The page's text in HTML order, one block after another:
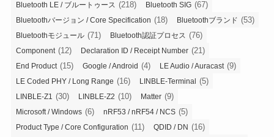
Bluetooth LE / ブルートゥース (218) Bluetooth SIG (67)
Bluetoothバージョン / Core Specification (18) Bluetoothブランド (53)
Bluetoothモジュール (71) Bluetooth認証プロセス (76)
Component(12) Declaration ID / Receipt Number (21)
End Product(15) Google / Android (4) LE Audio / Auracast(9)
LE Coded PHY / Long Range (16) LINBLE-Terminal (5)
LINBLE-Z1 (30) LINBLE-Z2 (10) Matter (9)
Microsoft / Windows (6) nRF53 / nRF54 / NCS (5)
Product Type / Core Configuration (11) QDID / DN (16)